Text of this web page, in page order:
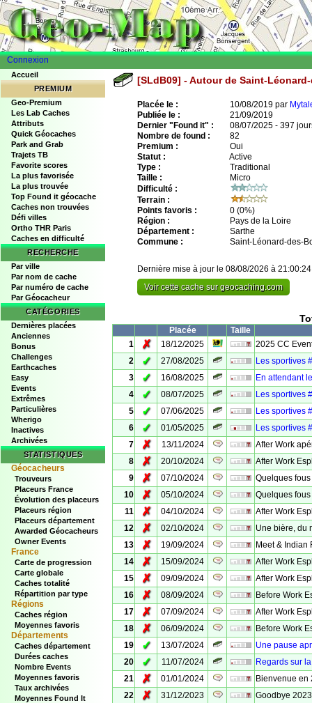
Connexion
Accueil
PREMIUM
Geo-Premium
Les Lab Caches
Attributs
Quick Géocaches
Park and Grab
Trajets TB
Favorite scores
La plus favorisée
La plus trouvée
Top Found it géocache
Caches non trouvées
Défi villes
Ortho THR Paris
Caches en difficulté
RECHERCHE
Par ville
Par nom de cache
Par numéro de cache
Par Géocacheur
CATÉGORIES
Dernières placées
Anciennes
Bonus
Challenges
Earthcaches
Easy
Events
Extrêmes
Particulières
Wherigo
Inactives
Archivées
STATISTIQUES
Géocacheurs
Trouveurs
Placeurs France
Évolution des placeurs
Placeurs région
Placeurs département
Awarded Géocacheurs
Owner Events
France
Carte de progression
Carte globale
Caches totalité
Répartition par type
Régions
Caches région
Moyennes favoris
Départements
Caches département
Durées caches
Nombre Events
Moyennes favoris
Taux archivées
Moyennes Found It
[SLdB09] - Autour de Saint-
Placée le : 10/08/2019 par
Publiée le :
21/09/2019
Dernier "Found it" :
08/07/2025 - 397
Nombre de found :
82
Premium :
Oui
Statut :
Active
Type :
Traditional
Taille :
Micro
Difficulté :
Terrain :
Points favoris :
0 (0%)
Région :
Pays de la Loire
Département :
Sarthe
Commune :
Saint-Léonard-des-
Dernière mise à jour le 08/08/2026 à 21:00:24
Voir cette cache sur geocaching.com
Placée
Taille
1
✗ 18/12/2025
2025 CC
2
✓ 27/08/2025
Les sportives
3
✓ 16/08/2025
En attendant
4
✓ 08/07/2025
Les sportives
5
✓ 07/06/2025
Les sportives
6
✓ 01/05/2025
Les sportives
7
✗ 13/11/2024
After Work
8
✗ 20/10/2024
After Work
9
✗ 07/10/2024
Quelques
10
✗ 05/10/2024
Quelques
11
✗ 04/10/2024
After Work
12
✗ 02/10/2024
Une bière, du
13
✗ 19/09/2024
Meet & Indian
14
✗ 15/09/2024
After Work
15
✗ 09/09/2024
After Work
16
✗ 08/09/2024
Before Work
17
✗ 07/09/2024
After Work
18
✗ 06/09/2024
Before Work
19
✓ 13/07/2024
Une pause
20
✓ 11/07/2024
Regards sur
21
✗ 01/01/2024
Bienvenue en
22
✗ 31/12/2023
Goodbye 2023